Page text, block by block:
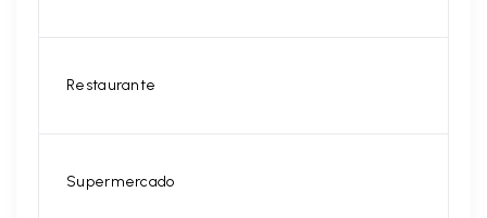
Restaurante
Supermercado